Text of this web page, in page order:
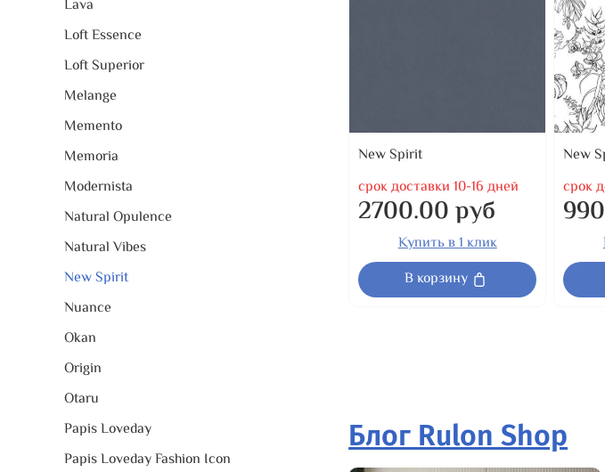
New Spirit
срок доставки 10-16 дней
2700.00 руб
Купить в 1 клик
В корзину
New
срок
Блог Rulon Shop
Lava
Loft Essence
Loft Superior
Melange
Memento
Memoria
Modernista
Natural Opulence
Natural Vibes
New Spirit
Nuance
Okan
Origin
Otaru
Papis Loveday
Papis Loveday Fashion Icon